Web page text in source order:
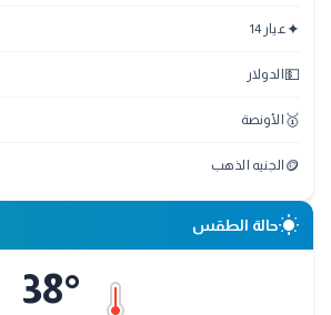
✦عيار 14
💵 الدولار
🥇 الأونصة
🪙 الجنيه الذهب
wb_sunnyحالة الطقس
38°